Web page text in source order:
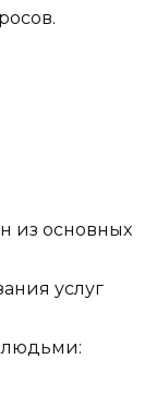
из основных
услуг
людьми: